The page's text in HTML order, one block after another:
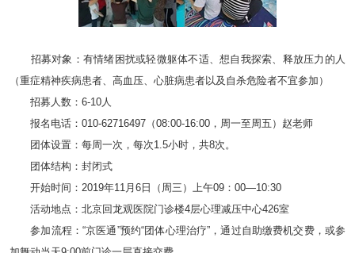
招募对象：有情绪困扰或轻微躯体不适、想自我探索、释放压力的人
（重症精神疾病患者、高血压、心脏病患者以及自杀危险者不宜参加）
招募人数：6-10人
报名电话：010-62716497（08:00-16:00，周一至周五）赵老师
团体设置：每周一次，每次1.5小时，共8次。
团体结构：封闭式
开始时间：2019年11月6日（周三）上午09：00—10:30
活动地点：北京回龙观医院门诊楼4层心理减压中心426室
参加流程：“京医通”预约“团体心理治疗”，通过自助缴费机交费，或参